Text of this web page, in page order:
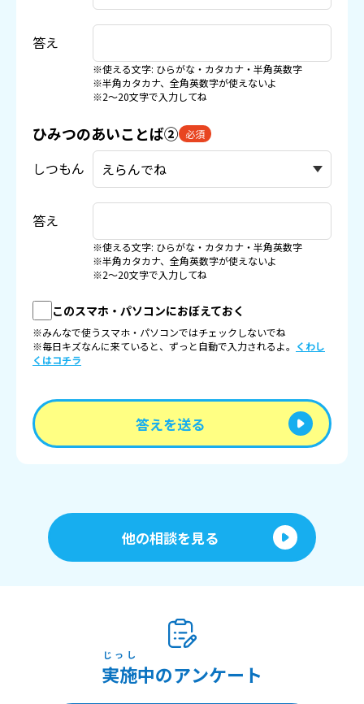
答え
※使える文字: ひらがな・カタカナ・半角英数字
※半角カタカナ、全角英数字が使えないよ
※2〜20文字で入力してね
ひみつのあいことば② 必須
しつもん
答え
※使える文字: ひらがな・カタカナ・半角英数字
※半角カタカナ、全角英数字が使えないよ
※2〜20文字で入力してね
このスマホ・パソコンにおぼえておく
※みんなで使うスマホ・パソコンではチェックしないでね
※毎日キズなんに来ていると、ずっと自動で入力されるよ。 くわし
くはコチラ
答えを送る
他の相談を見る
実施
じっし
中のアンケート